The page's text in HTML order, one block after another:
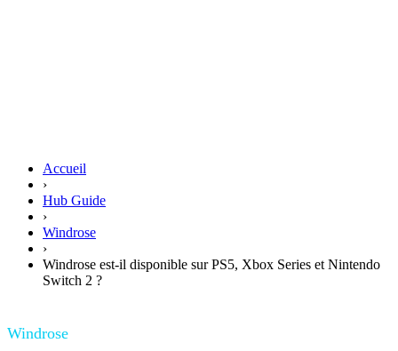
Accueil
›
Hub Guide
›
Windrose
›
Windrose est-il disponible sur PS5, Xbox Series et Nintendo
Switch 2 ?
Windrose